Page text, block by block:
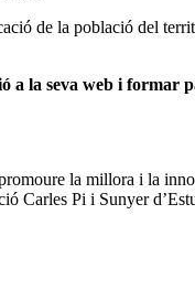
de la població del
a la seva web i formar
la millora i la
Carles Pi i Sunyer